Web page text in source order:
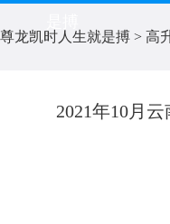
尊龙凯时人生就是搏 > 高
2021年10月